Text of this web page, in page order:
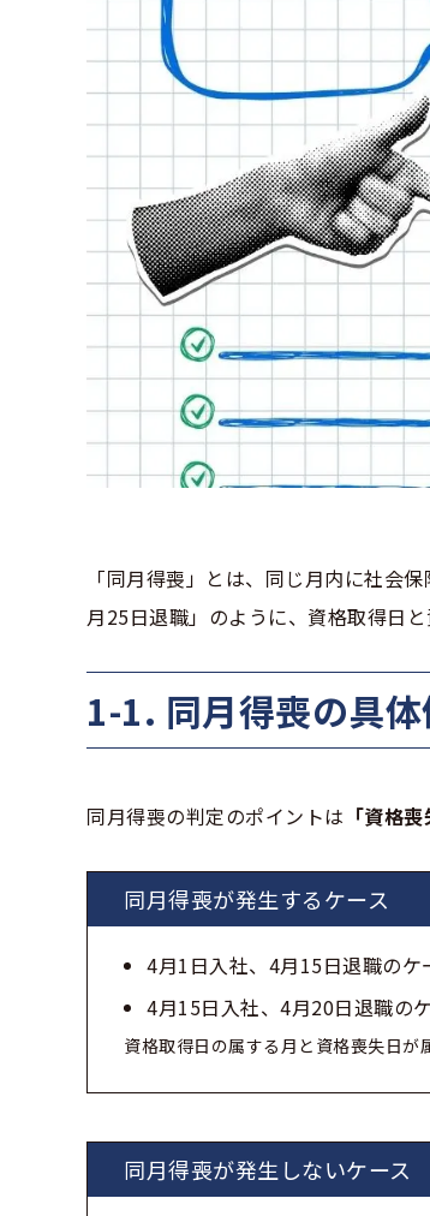
「同月得喪」とは、同じ月内に社会
月25日退職」のように、資格取得日
1-1. 同月得喪の具体
同月得喪の判定のポイントは 「資格
同月得喪が発生するケース
4月1日入社、4月15日退職の
4月15日入社、4月20日退職の
資格取得日の属する月と資格喪失日が
同月得喪が発生しないケース